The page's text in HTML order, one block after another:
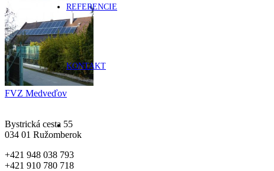
REFERENCIE
KONTAKT
FVZ Medveďov
Bystrická cesta 55
034 01 Ružomberok
+421 948 038 793
+421 910 780 718